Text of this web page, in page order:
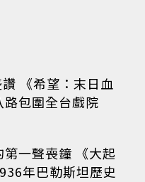
《希望：末日血
路包圍全台戲院
第一聲喪鐘 《大起
年巴勒斯坦歷史